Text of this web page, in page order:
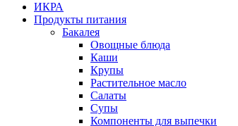
ИКРА
Продукты питания
Бакалея
Овощные блюда
Каши
Крупы
Растительное масло
Салаты
Супы
Компоненты для выпечки